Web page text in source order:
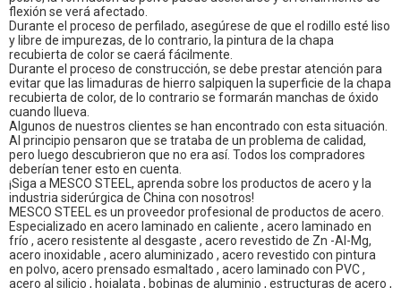
flexión se verá afectado.
Durante el proceso de perfilado, asegúrese de que el rodillo esté liso
y libre de impurezas, de lo contrario, la pintura de la chapa
recubierta de color se caerá fácilmente.
Durante el proceso de construcción, se debe prestar atención para
evitar que las limaduras de hierro salpiquen la superficie de la chapa
recubierta de color, de lo contrario se formarán manchas de óxido
cuando llueva.
Algunos de nuestros clientes se han encontrado con esta situación.
Al principio pensaron que se trataba de un problema de calidad,
pero luego descubrieron que no era así. Todos los compradores
deberían tener esto en cuenta.
¡Siga a MESCO STEEL, aprenda sobre los productos de acero y la
industria siderúrgica de China con nosotros!
MESCO STEEL es un proveedor profesional de productos de acero.
Especializado en acero laminado en caliente , acero laminado en
frío , acero resistente al desgaste , acero revestido de Zn -Al-Mg,
acero inoxidable , acero aluminizado , acero revestido con pintura
en polvo, acero prensado esmaltado , acero laminado con PVC,
acero al silicio , hojalata , bobinas de aluminio , estructuras de acero ,